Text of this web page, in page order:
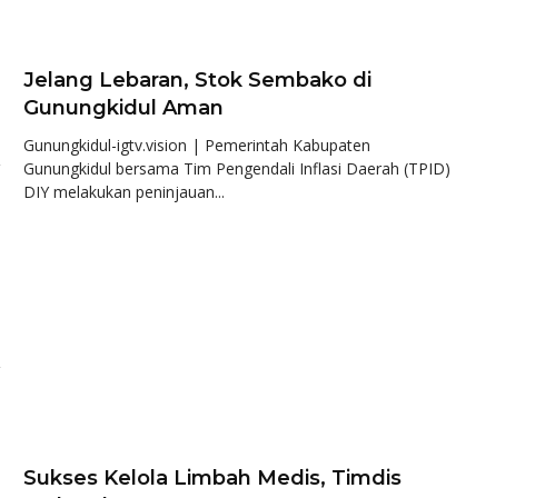
Jelang Lebaran, Stok Sembako di
Gunungkidul Aman
Gunungkidul-igtv.vision | Pemerintah Kabupaten
Gunungkidul bersama Tim Pengendali Inflasi Daerah (TPID)
DIY melakukan peninjauan...
Sukses Kelola Limbah Medis, Timdis